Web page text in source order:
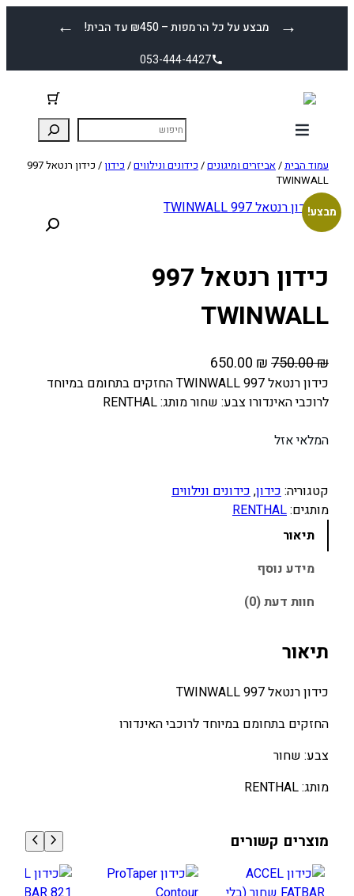
← מבצע על כל הרמפות – ₪450 עד הבית! →
053-444-4427
עמוד הבית/אביזרים ומיגונים/ כידונים ונילווים/ כידון
/ כידון רנטאל 997
TWINWALL
מבצע!
כידון רנטאל 997
TWINWALL
750.00₪
ה
מ
ח
מ
ק
י
ה
7
0
0
₪
650.00 ₪
מ
ח
נ
6
0
כידון רנטאל 997 TWINWALL החזקים בתחומם במיוחד
לרוכבי האינדורו צבע: שחור מותג: RENTHAL
המלאי אזל
קטגוריה:כידון, כידונים ונילווים
מותגים:RENTHAL
תיאור
מידע נוסף
חוות דעת (0)
תיאור
כידון רנטאל 997 TWINWALL
החזקים בתחומם במיוחד לרוכבי האינדורו
צבע: שחור
מותג: RENTHAL
מוצרים קשורים